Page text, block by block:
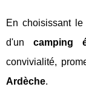
En choisissant le
d'uncamping
convivialité,
Ardèche.